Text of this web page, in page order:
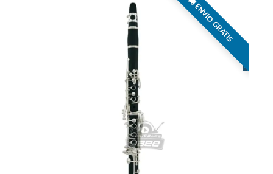
ENVIO GRATIS